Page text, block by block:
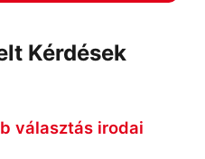
Kérdések
választás irodai